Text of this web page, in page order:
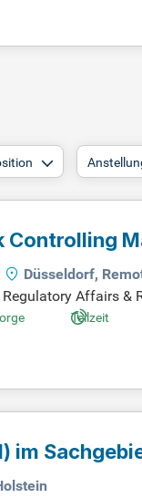
Controlling
Düsseldorf,
Affairs
und MaRisk.
arbeiten Sie an
Teilzeit
im